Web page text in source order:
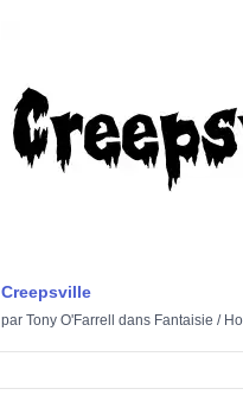
Creepsville
par Tony O'Farrell dans Fantaisie /